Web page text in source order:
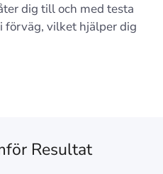
dig till och med testa
förväg, vilket hjälper dig
Resultat